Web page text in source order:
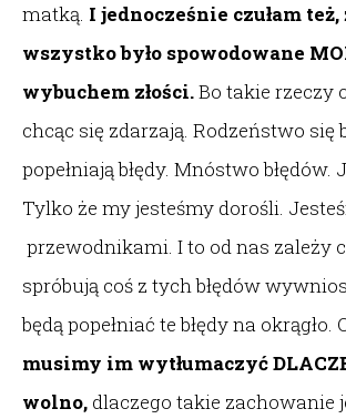
matką. I jednocześnie czułam też,
wszystko było spowodowane
wybuchem złości.Bo takie rzeczy
chcąc się zdarzają. Rodzeństwo się
popełniają błędy. Mnóstwo błędów.
Tylko że my jesteśmy dorośli.
przewodnikami. I to od nas zależy
spróbują coś z tych błędów
będą popełniać te błędy na okrągło.
musimy im wytłumaczyć
wolno, dlaczego takie zachowanie